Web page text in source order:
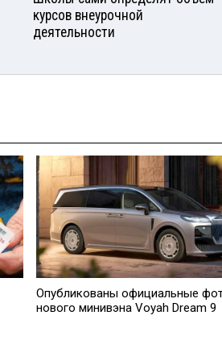
курсов внеурочной
деятельности
Опубликованы официальные
нового минивэна Voyah Dream 9